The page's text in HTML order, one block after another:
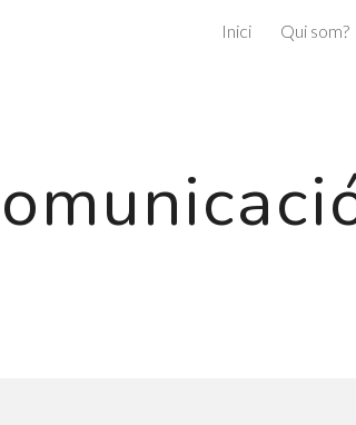
Skip to main content
Inici Qui som?